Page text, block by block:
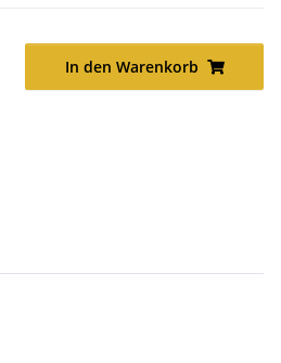
In den Warenkorb